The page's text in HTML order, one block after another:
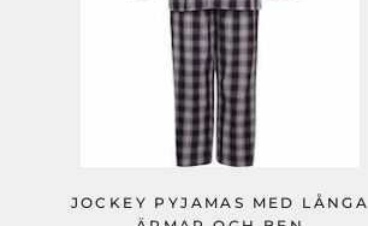
JOCKEY PYJAMAS MED LÅNGA